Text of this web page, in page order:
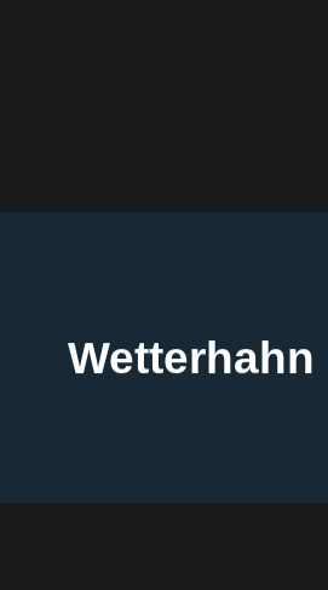
Wetterhahn